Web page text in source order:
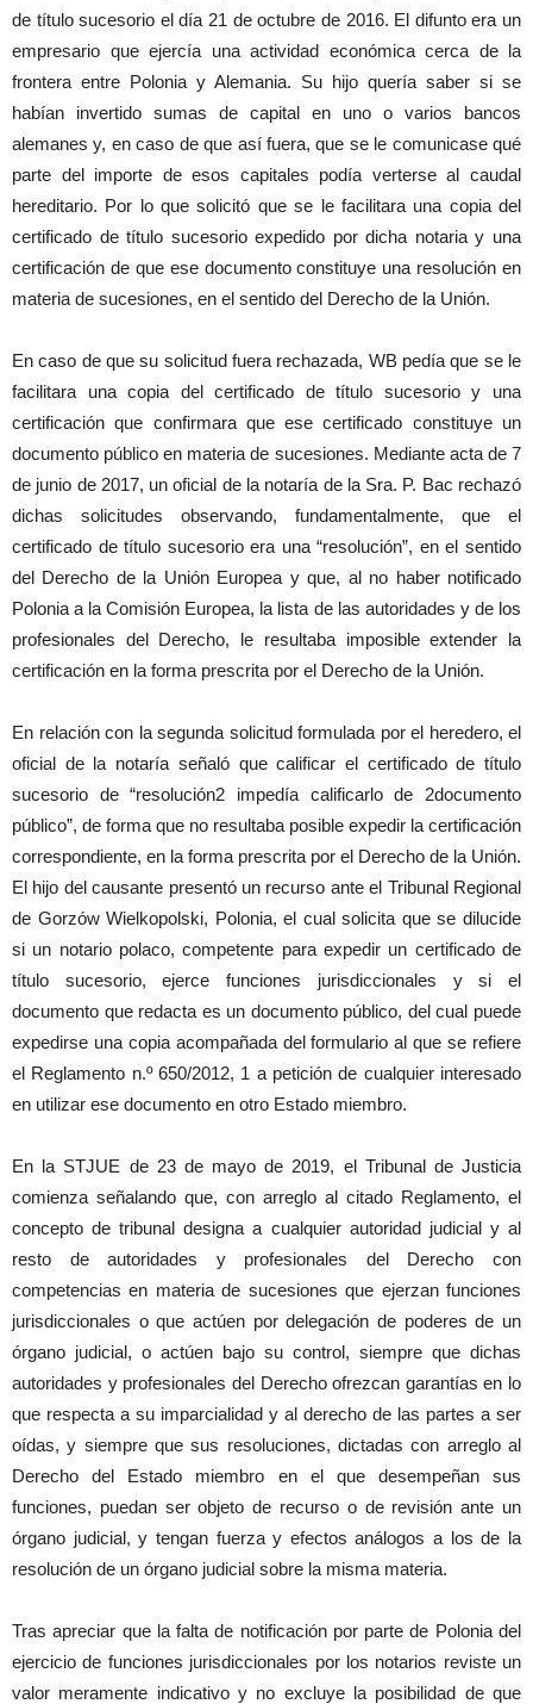
de título sucesorio el día 21 de octubre de 2016. El difunto era un
empresario que ejercía una actividad económica cerca de la
frontera entre Polonia y Alemania. Su hijo quería saber si se
habían invertido sumas de capital en uno o varios bancos
alemanes y, en caso de que así fuera, que se le comunicase qué
parte del importe de esos capitales podía verterse al caudal
hereditario. Por lo que solicitó que se le facilitara una copia del
certificado de título sucesorio expedido por dicha notaria y una
certificación de que ese documento constituye una resolución en
materia de sucesiones, en el sentido del Derecho de la Unión.
En caso de que su solicitud fuera rechazada, WB pedía que se le
facilitara una copia del certificado de título sucesorio y una
certificación que confirmara que ese certificado constituye un
documento público en materia de sucesiones. Mediante acta de 7
de junio de 2017, un oficial de la notaría de la Sra. P. Bac rechazó
dichas solicitudes observando, fundamentalmente, que el
certificado de título sucesorio era una “resolución”, en el sentido
del Derecho de la Unión Europea y que, al no haber notificado
Polonia a la Comisión Europea, la lista de las autoridades y de los
profesionales del Derecho, le resultaba imposible extender la
certificación en la forma prescrita por el Derecho de la Unión.
En relación con la segunda solicitud formulada por el heredero, el
oficial de la notaría señaló que calificar el certificado de título
sucesorio de “resolución2 impedía calificarlo de 2documento
público”, de forma que no resultaba posible expedir la certificación
correspondiente, en la forma prescrita por el Derecho de la Unión.
El hijo del causante presentó un recurso ante el Tribunal Regional
de Gorzów Wielkopolski, Polonia, el cual solicita que se dilucide
si un notario polaco, competente para expedir un certificado de
título sucesorio, ejerce funciones jurisdiccionales y si el
documento que redacta es un documento público, del cual puede
expedirse una copia acompañada del formulario al que se refiere
el Reglamento n.º 650/2012, 1 a petición de cualquier interesado
en utilizar ese documento en otro Estado miembro.
En la STJUE de 23 de mayo de 2019, el Tribunal de Justicia
comienza señalando que, con arreglo al citado Reglamento, el
concepto de tribunal designa a cualquier autoridad judicial y al
resto de autoridades y profesionales del Derecho con
competencias en materia de sucesiones que ejerzan funciones
jurisdiccionales o que actúen por delegación de poderes de un
órgano judicial, o actúen bajo su control, siempre que dichas
autoridades y profesionales del Derecho ofrezcan garantías en lo
que respecta a su imparcialidad y al derecho de las partes a ser
oídas, y siempre que sus resoluciones, dictadas con arreglo al
Derecho del Estado miembro en el que desempeñan sus
funciones, puedan ser objeto de recurso o de revisión ante un
órgano judicial, y tengan fuerza y efectos análogos a los de la
resolución de un órgano judicial sobre la misma materia.
Tras apreciar que la falta de notificación por parte de Polonia del
ejercicio de funciones jurisdiccionales por los notarios reviste un
valor meramente indicativo y no excluye la posibilidad de que